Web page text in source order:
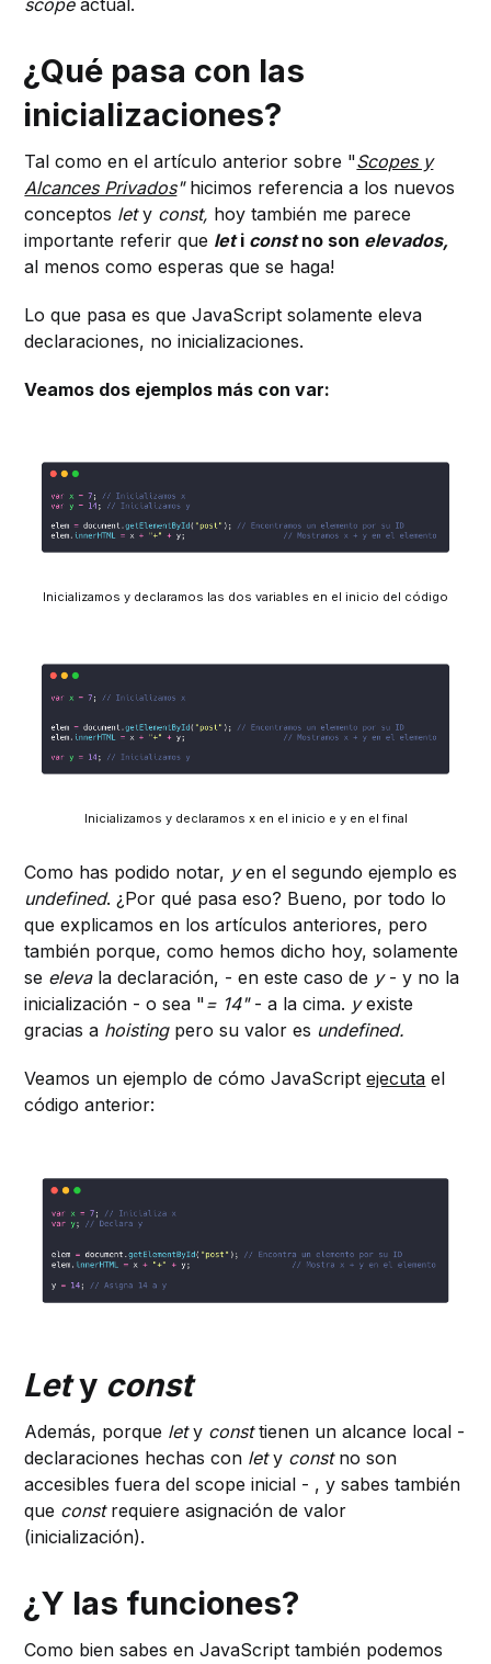
¿Qué pasa con las
inicializaciones?
Tal como en el artículo anterior sobre "Scopes y
Alcances Privados"hicimos referencia a los nuevos
conceptos lety const, hoy también me parece
importante referir que leti constno son elevados,
al menos como esperas que se haga!
Lo que pasa es que JavaScript solamente eleva
declaraciones, no inicializaciones.
Veamos dos ejemplos más con var:
Inicializamos y declaramos las dos variables en el inicio del código
Inicializamos y declaramos x en el inicio e y en el final
Como has podido notar, yen el segundo ejemplo es
undefined. ¿Por qué pasa eso? Bueno, por todo lo
que explicamos en los artículos anteriores, pero
también porque, como hemos dicho hoy, solamente
se elevala declaración, - en este caso de y- y no la
inicialización - o sea "= 14"- a la cima. yexiste
gracias a hoistingpero su valor es undefined.
Veamos un ejemplo de cómo JavaScriptejecuta el
código anterior:
Lety const
Además, porque lety consttienen un alcance local -
declaraciones hechas con lety constno son
accesibles fuera del scope inicial - , y sabes también
que constrequiere asignación de valor
(inicialización).
¿Y las funciones?
Como bien sabes en JavaScript también podemos